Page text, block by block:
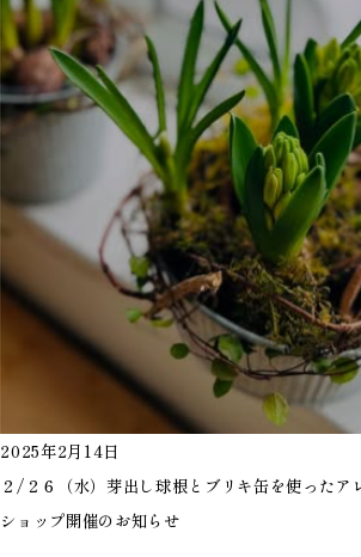
2025年2月14日
２/２６（水）芽出し球根とブリキ缶を使った
ショップ開催のお知らせ